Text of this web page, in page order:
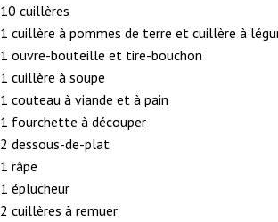
10 cuillères
1 cuillère à pommes de terre et cuillère à
1 ouvre-bouteille et tire-bouchon
1 cuillère à soupe
1 couteau à viande et à pain
1 fourchette à découper
2 dessous-de-plat
1 râpe
1 éplucheur
2 cuillères à remuer